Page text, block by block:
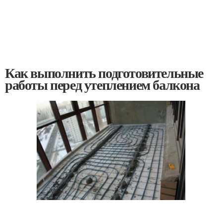
Как выполнить подготовительные
работы перед утеплением балкона